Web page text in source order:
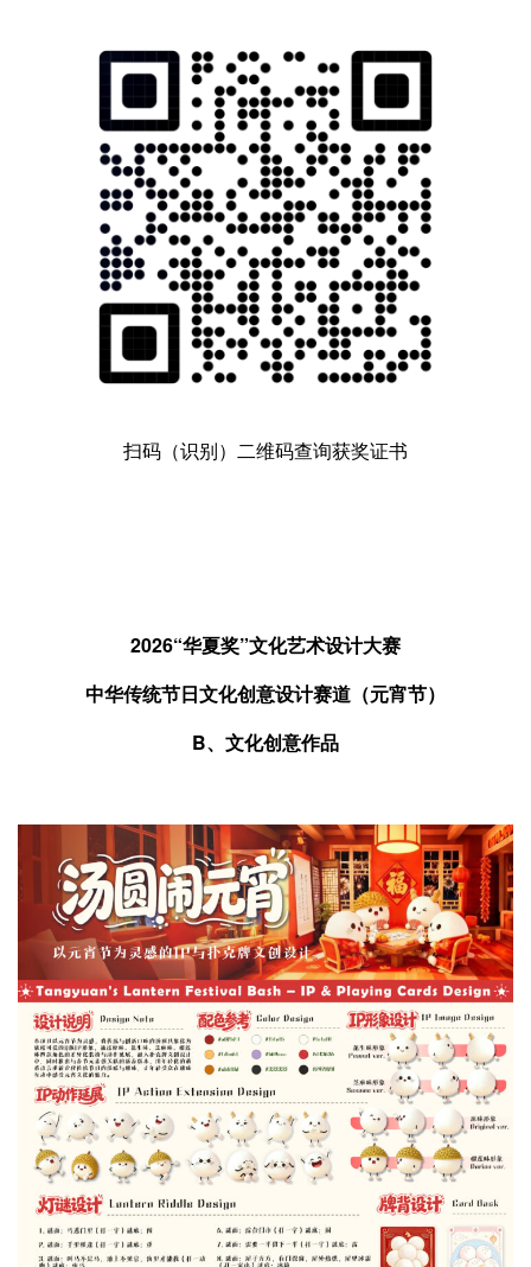
扫码（识别）二维码查询获奖证书
2026“华夏奖”文化艺术设计大赛
中华传统节日文化创意设计赛道（元宵节）
B、文化创意作品